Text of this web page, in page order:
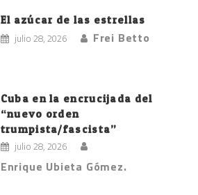
El azúcar de las estrellas
julio 28, 2026 Frei Betto
Cuba en la encrucijada del
“nuevo orden
trumpista/fascista”
julio 28, 2026
Enrique Ubieta Gómez.